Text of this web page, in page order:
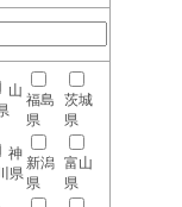
山
福島
県
茨城
県
神
県
新潟
県
富山
県